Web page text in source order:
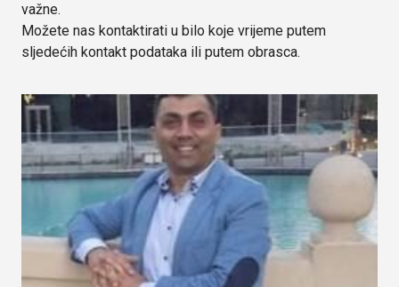
važne.
Možete nas kontaktirati u bilo koje vrijeme putem
sljedećih kontakt podataka ili putem obrasca.